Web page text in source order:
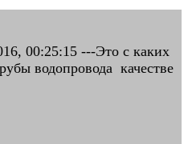
00:25:15 ---Это с каких
водопровода качестве